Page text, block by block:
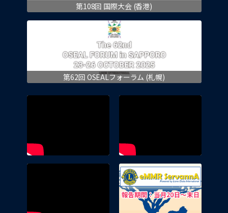
第108回 国際大会 (香港)
第62回 OSEALフォーラム (札幌)